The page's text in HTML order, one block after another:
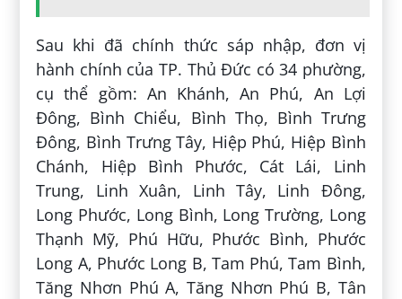
Sau khi đã chính thức sáp nhập, đơn vị
hành chính của TP. Thủ Đức có 34 phường,
cụ thể gồm: An Khánh, An Phú, An Lợi
Đông, Bình Chiểu, Bình Thọ, Bình Trưng
Đông, Bình Trưng Tây, Hiệp Phú, Hiệp Bình
Chánh, Hiệp Bình Phước, Cát Lái, Linh
Trung, Linh Xuân, Linh Tây, Linh Đông,
Long Phước, Long Bình, Long Trường, Long
Thạnh Mỹ, Phú Hữu, Phước Bình, Phước
Long A, Phước Long B, Tam Phú, Tam Bình,
Tăng Nhơn Phú A, Tăng Nhơn Phú B, Tân